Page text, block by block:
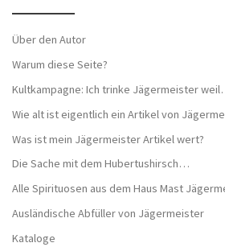
Über den Autor
Warum diese Seite?
Kultkampagne: Ich trinke Jägermeister
Wie alt ist eigentlich ein Artikel von
Was ist mein Jägermeister Artikel wert?
Die Sache mit dem Hubertushirsch…
Alle Spirituosen aus dem Haus Mast
Ausländische Abfüller von Jägermeister
Kataloge